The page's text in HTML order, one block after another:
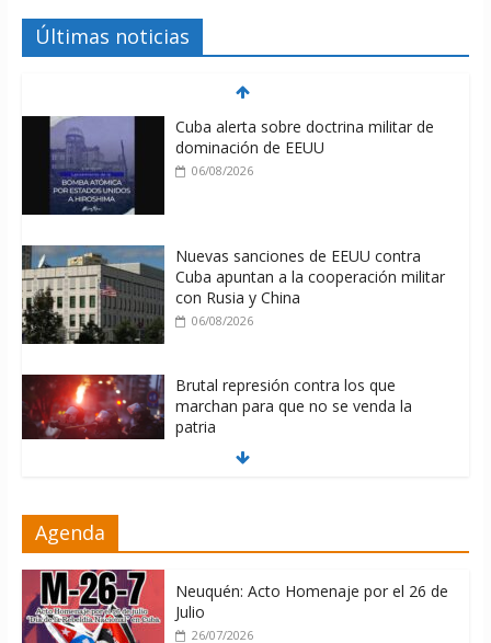
Últimas noticias
Cuba alerta sobre doctrina militar de
dominación de EEUU
06/08/2026
Nuevas sanciones de EEUU contra
Cuba apuntan a la cooperación militar
con Rusia y China
06/08/2026
Brutal represión contra los que
marchan para que no se venda la
patria
06/08/2026
06/08/2026
Agenda
Neuquén: Acto Homenaje por el 26 de
Julio
26/07/2026